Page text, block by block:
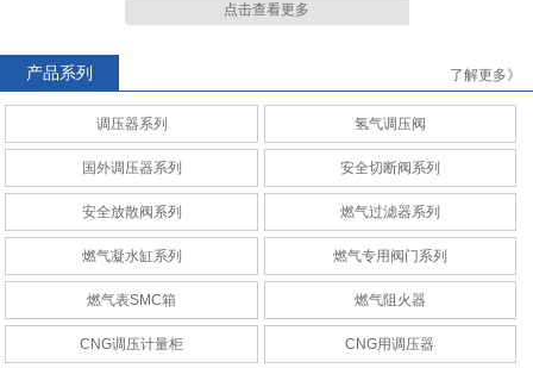
AMCO RAQ安全切断阀系列
CNG调压计量柜 CNG调压计量站
点击查看更多
产品系列 了解更多》
调压器系列 氢气调压阀
国外调压器系列 安全切断阀系列
安全放散阀系列 燃气过滤器系列
燃气凝水缸系列 燃气专用阀门系列
燃气表SMC箱 燃气阻火器
CNG调压计量柜 CNG用调压器